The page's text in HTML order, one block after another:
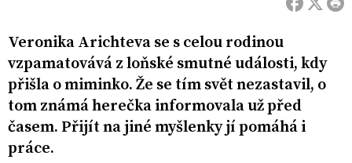
Veronika Arichteva se s celou rodinou
vzpamatovává z loňské smutné události, kdy
přišla o miminko. Že se tím svět nezastavil, o
tom známá herečka informovala už před
časem. Přijít na jiné myšlenky jí pomáhá i
práce.